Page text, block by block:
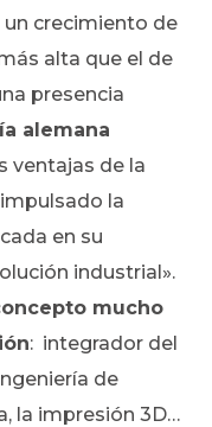
crecimiento de
alta que el de
presencia
alemana
ventajas de la
la
en su
industrial».
mucho
: integrador del
de
la impresión 3D…